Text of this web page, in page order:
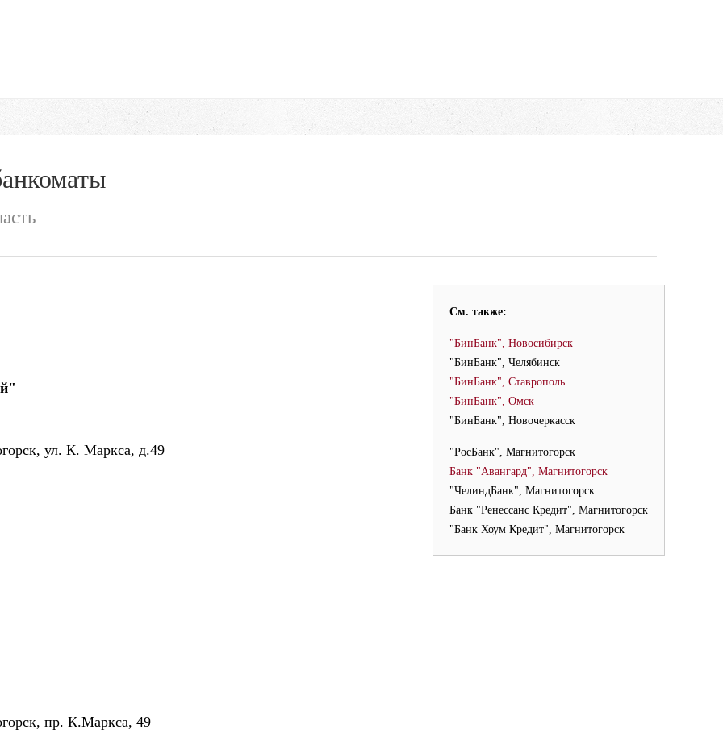
См. также:
"БинБанк", Новосибирск
"БинБанк", Челябинск
"БинБанк", Ставрополь
"БинБанк", Омск
"БинБанк", Новочеркасск
"РосБанк", Магнитогорск
Банк "Авангард", Магнитогорск
"ЧелиндБанк", Магнитогорск
Банк "Ренессанс Кредит", Магнитогорск
"Банк Хоум Кредит", Магнитогорск
ул. К. Маркса, д.49
пр. К.Маркса, 49